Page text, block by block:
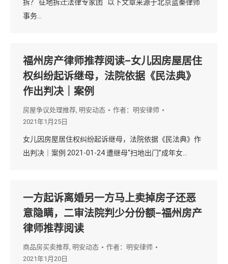
拆？ 征地拆迁法律专家团 以下文章来源于北京蓝秦律师
事务…
福州房产律师推荐阅读–女儿因房屋居住
权纠纷起诉继母，法院依据《民法典》
作出判决｜案例
房屋争议处理推荐, 明安动态 作者： 明安律师
2021年1月25日
女儿因房屋居住权纠纷起诉继母，法院依据《民法典》作
出判决｜案例 2021-01-24 遭继母“扫地出门”成年女…
一方起诉离婚另一方马上卖掉房子还恶
意隐瞒，二审法院判少分份额–福州房产
律师推荐阅读
商品房买卖推荐, 明安动态 作者： 明安律师
2021年1月20日